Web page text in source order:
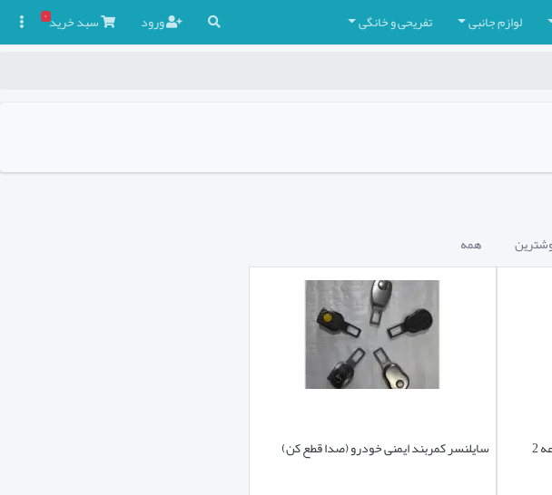
لوازم جانبی تفریحی و خانگی ورود سبدخرید۰
همه
پیچ چرخ بی ام و ایکس ۱ x1 BMW مجموعه 2
سایلنسر کمربند ایمنی خودرو (صدا قطع کن)